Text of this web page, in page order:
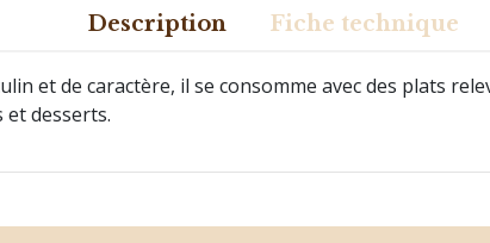
Description Fiche technique
et de caractère, il se consomme avec des plats
desserts.